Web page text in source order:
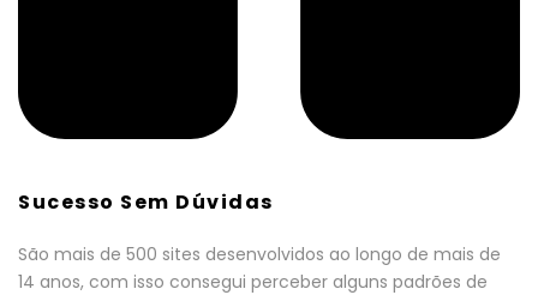
Sucesso Sem Dúvidas
São mais de 500 sites desenvolvidos ao longo de mais de
14 anos, com isso consegui perceber alguns padrões de